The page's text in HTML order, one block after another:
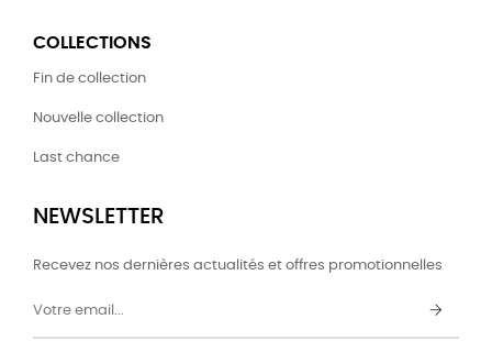
COLLECTIONS
Fin de collection
Nouvelle collection
Last chance
NEWSLETTER
Recevez nos dernières actualités et offres promotionnelles